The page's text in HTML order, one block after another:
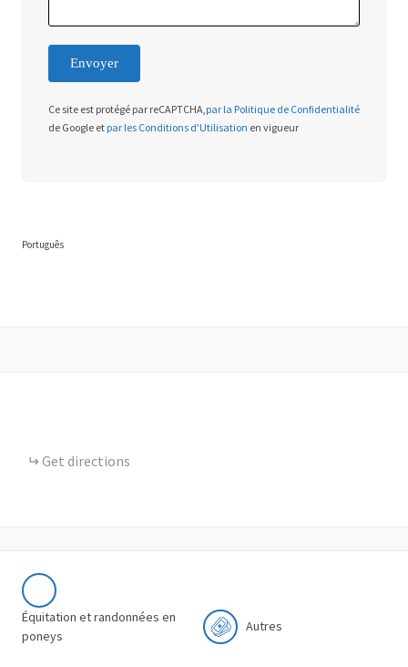
Ce site est protégé par reCAPTCHA, par la Politique de Confidentialité
de Google et par les Conditions d'Utilisation en vigueur
Português
Get directions
Équitation et randonnées en
poneys
Autres